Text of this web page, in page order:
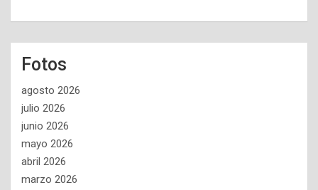
Fotos
agosto 2026
julio 2026
junio 2026
mayo 2026
abril 2026
marzo 2026